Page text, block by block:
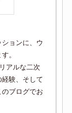
ョンに、ウ
。
アルな二次
験、そして
ブログでお